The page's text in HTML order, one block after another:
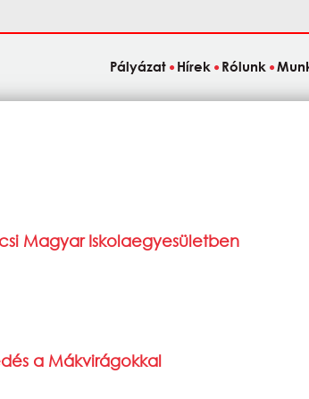
Pályázat Hírek Rólunk
Magyar Iskolaegyesületben
a Mákvirágokkal